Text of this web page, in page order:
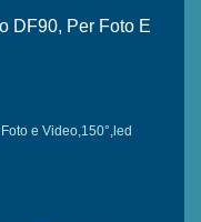
DF90, Per Foto E
e Video,150°,led